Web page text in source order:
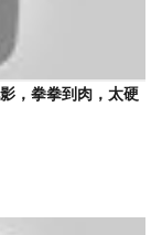
，拳拳到肉，太硬